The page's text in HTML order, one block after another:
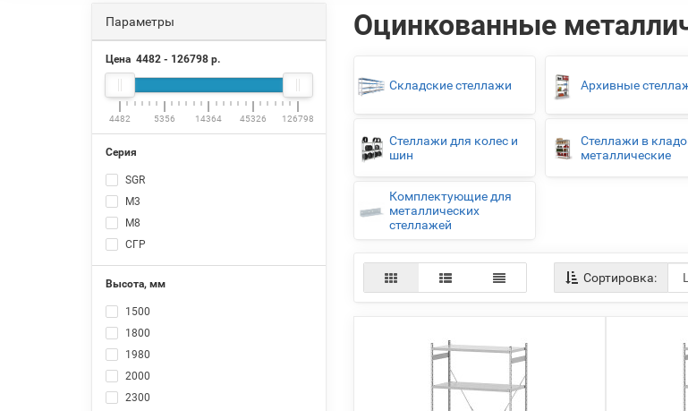
Параметры
Цена 4482 - 126798 р.
4482 5356 14364 45326 126798
Серия
SGR
М3
М8
СГР
Высота, мм
1500
1800
1980
2000
2300
Оцинкованные
Складские стеллажи Архивные
Стеллажи для колес и
шин
Стеллажи в
металлические
Комплектующие для
металлических
стеллажей
Сортировка: